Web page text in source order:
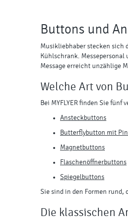
Buttons und
Musikliebhaber stecken sich
Kühlschrank. Messepersonal
Message erreicht unzählige
Welche Art von
Bei MYFLYER finden Sie
Ansteckbuttons
Butterflybutton mit
Magnetbuttons
Flaschenöffnerbuttons
Spiegelbuttons
Sie sind in den Formen rund,
Die klassischen